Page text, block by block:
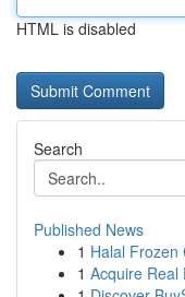
HTML is disabled
Search
Published News
1 Halal Frozen
1 Acquire Real